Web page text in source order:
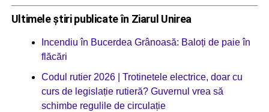
Ultimele știri publicate în Ziarul Unirea
Incendiu în Bucerdea Grânoasă: Baloți de paie în
flăcări
Codul rutier 2026 | Trotinetele electrice, doar cu
curs de legislație rutieră? Guvernul vrea să
schimbe regulile de circulație